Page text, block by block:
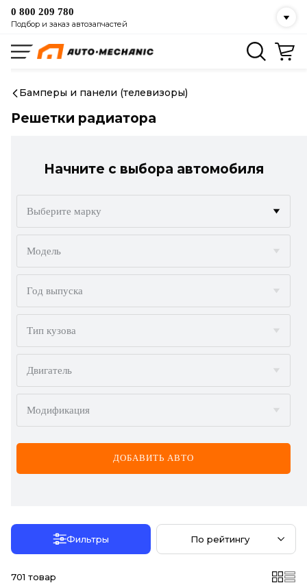
0 800 209 780
Подбор и заказ автозапчастей
Бамперы и панели (телевизоры)
Решетки радиатора
Начните с выбора автомобиля
Выберите марку
ALFA ROMEO
AUDI
BMW
BYD
CADILLAC
CHERY
CHEVROLET
CHRYSLER
Модель
Год выпуска
Тип кузова
Двигатель
Модификация
ДОБАВИТЬ АВТО
Фильтры По рейтингу
701 товар